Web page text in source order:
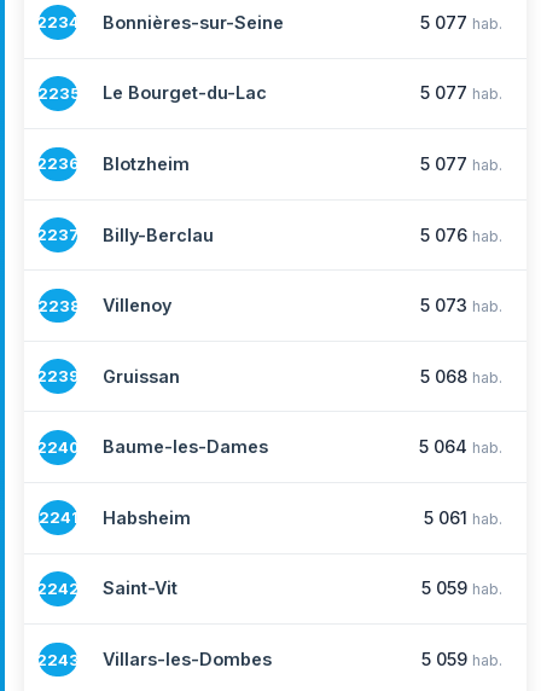
2234 Bonnières-sur-Seine 5 077 hab.
2235 Le Bourget-du-Lac 5 077 hab.
2236 Blotzheim 5 077 hab.
2237 Billy-Berclau 5 076 hab.
2238 Villenoy 5 073 hab.
2239 Gruissan 5 068 hab.
2240 Baume-les-Dames 5 064 hab.
2241 Habsheim 5 061 hab.
2242 Saint-Vit 5 059 hab.
2243 Villars-les-Dombes 5 059 hab.